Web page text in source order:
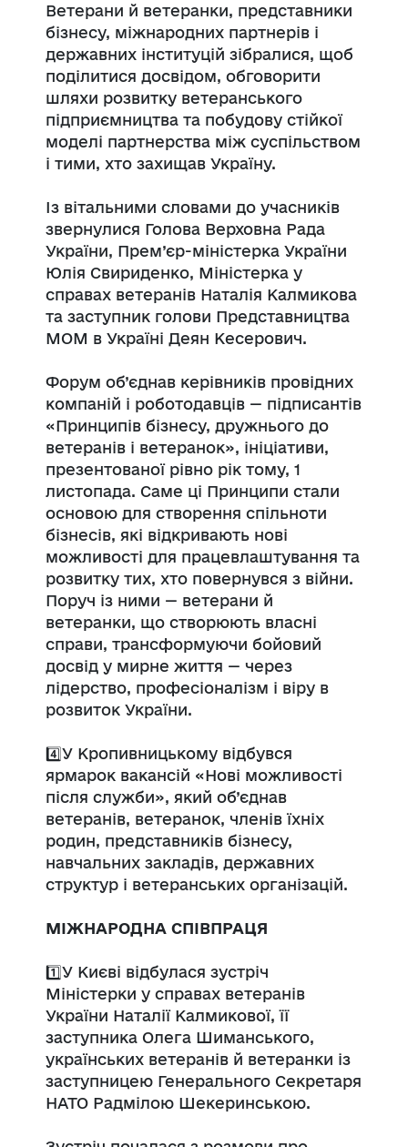
Ветерани й ветеранки, представники
бізнесу, міжнародних партнерів і
державних інституцій зібралися, щоб
поділитися досвідом, обговорити
шляхи розвитку ветеранського
підприємництва та побудову стійкої
моделі партнерства між суспільством
і тими, хто захищав Україну.
Із вітальними словами до учасників
звернулися Голова Верховна Рада
України, Прем’єр-міністерка України
Юлія Свириденко, Міністерка у
справах ветеранів Наталія Калмикова
та заступник голови Представництва
МОМ в Україні Деян Кесерович.
Форум об’єднав керівників провідних
компаній і роботодавців — підписантів
«Принципів бізнесу, дружнього до
ветеранів і ветеранок», ініціативи,
презентованої рівно рік тому, 1
листопада. Саме ці Принципи стали
основою для створення спільноти
бізнесів, які відкривають нові
можливості для працевлаштування та
розвитку тих, хто повернувся з війни.
Поруч із ними — ветерани й
ветеранки, що створюють власні
справи, трансформуючи бойовий
досвід у мирне життя — через
лідерство, професіоналізм і віру в
розвиток України.
4️⃣У Кропивницькому відбувся
ярмарок вакансій «Нові можливості
після служби», який об’єднав
ветеранів, ветеранок, членів їхніх
родин, представників бізнесу,
навчальних закладів, державних
структур і ветеранських організацій.
МІЖНАРОДНА СПІВПРАЦЯ
1️⃣У Києві відбулася зустріч
Міністерки у справах ветеранів
України Наталії Калмикової, її
заступника Олега Шиманського,
українських ветеранів й ветеранки із
заступницею Генерального Секретаря
НАТО Радмілою Шекеринською.